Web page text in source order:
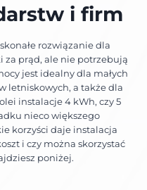
i firm
rozwiązanie dla
za prąd, ale nie potrzebują
jest idealny dla małych
letniskowych, a także dla
instalacje 4 kWh, czy 5
nieco większego
korzyści daje instalacja
i czy można skorzystać
poniżej.